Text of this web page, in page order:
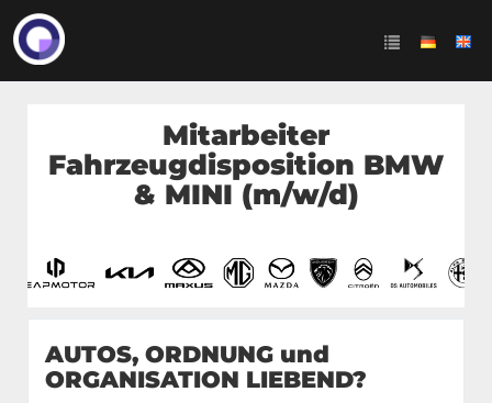
Mitarbeiter
Fahrzeugdisposition BMW
& MINI (m/w/d)
AUTOS, ORDNUNG und
ORGANISATION LIEBEND?